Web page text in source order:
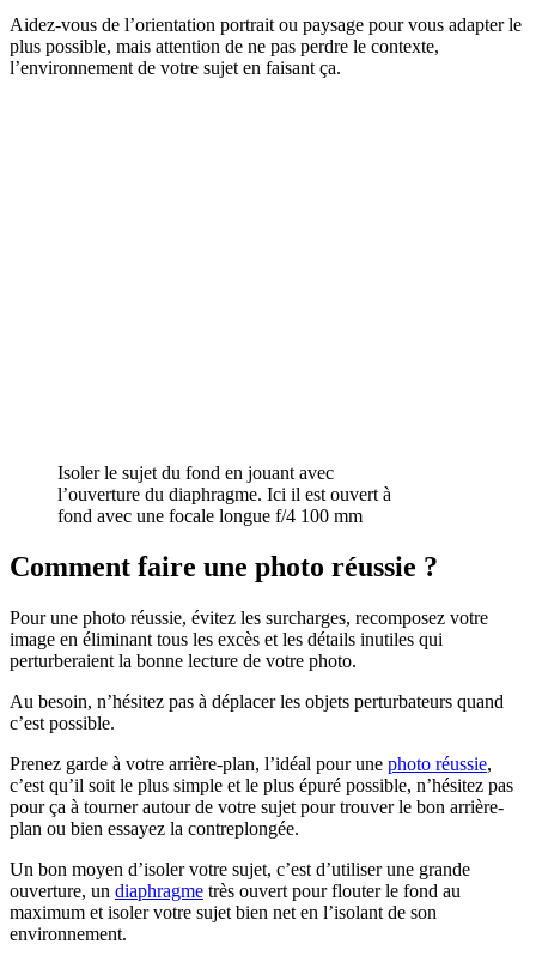
Aidez-vous de l’orientation portrait ou paysage pour vous adapter le
plus possible, mais attention de ne pas perdre le contexte,
l’environnement de votre sujet en faisant ça.
Isoler le sujet du fond en jouant avec
l’ouverture du diaphragme. Ici il est ouvert à
fond avec une focale longue f/4 100 mm
Comment faire une photo réussie ?
Pour une photo réussie, évitez les surcharges, recomposez votre
image en éliminant tous les excès et les détails inutiles qui
perturberaient la bonne lecture de votre photo.
Au besoin, n’hésitez pas à déplacer les objets perturbateurs quand
c’est possible.
Prenez garde à votre arrière-plan, l’idéal pour une photo réussie,
c’est qu’il soit le plus simple et le plus épuré possible, n’hésitez pas
pour ça à tourner autour de votre sujet pour trouver le bon arrière-
plan ou bien essayez la contreplongée.
Un bon moyen d’isoler votre sujet, c’est d’utiliser une grande
ouverture, un diaphragme très ouvert pour flouter le fond au
maximum et isoler votre sujet bien net en l’isolant de son
environnement.